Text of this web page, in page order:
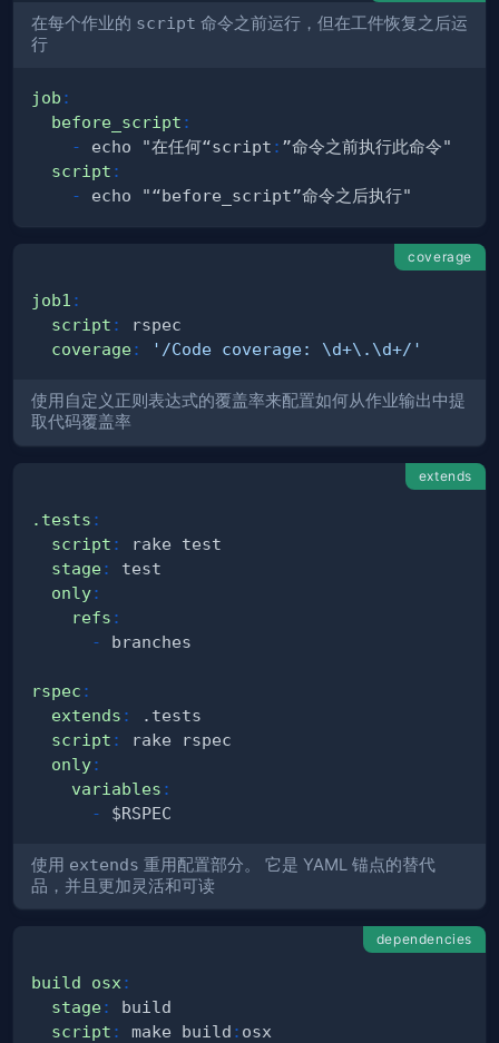
在每个作业的 script 命令之前运行，但在工件恢复之后运
行
job :
before_script :
-
echo "在任何“script :
script :
-
coverage
job1 :
script :
coverage: '/Code coverage: \d+\.\d+/'
使用自定义正则表达式的覆盖率来配置如何从作业输出中提
取代码覆盖率
extends
.tests :
script :
stage:
only:
refs :
-
rspec :
extends :
script :
only:
variables :
-
使用 extends 重用配置部分。 它是 YAML 锚点的替代
品，并且更加灵活和可读
dependencies
build osx :
stage:
script : make build :